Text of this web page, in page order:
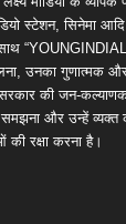
स्टेशन, सिनेमा
उनका गुणात्मक और
की जन-
समझना और उन्हें
रक्षा करना है।